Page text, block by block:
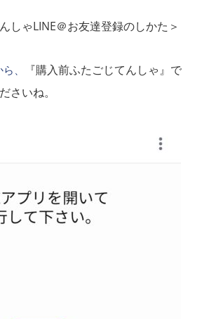
しゃLINE＠お友達登録のしかた＞
、
『購入前ふたごじてんしゃ』で
さいね。